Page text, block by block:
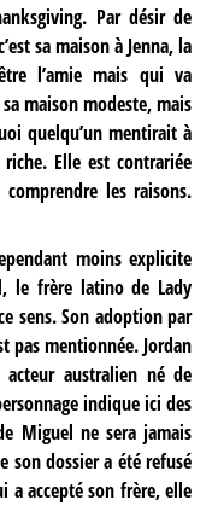
Par désir de
sa maison à Jenna, la
l’amie mais qui va
maison modeste, mais
quelqu’un mentirait à
Elle est contrariée
les raisons.
moins explicite
le frère latino de Lady
sens. Son adoption par
pas mentionnée. Jordan
australien né de
indique ici des
Miguel ne sera jamais
son dossier a été refusé
a accepté son frère, elle